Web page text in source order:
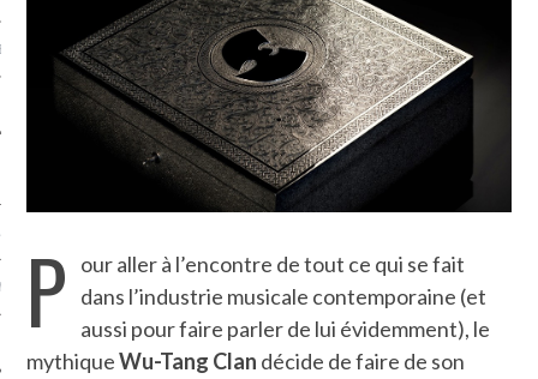
P
our aller à l’encontre de tout ce qui se fait
dans l’industrie musicale contemporaine (et
aussi pour faire parler de lui évidemment), le
mythiqueWu-Tang Clan décide de faire de son